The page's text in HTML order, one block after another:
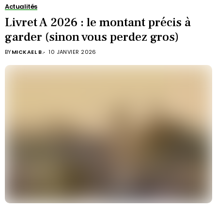
Actualités
Livret A 2026 : le montant précis à
garder (sinon vous perdez gros)
BYMICKAEL B. 10 JANVIER 2026